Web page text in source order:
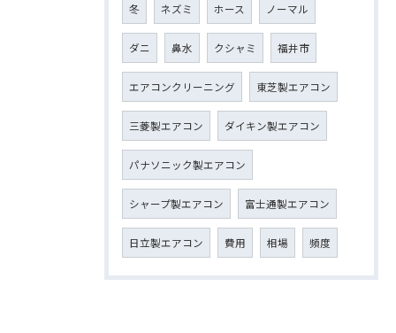
冬 ネズミ ホース ノーマル
ダニ 鼻水 クシャミ 福井市
エアコンクリーニング 東芝製エアコン
三菱製エアコン ダイキン製エアコン
パナソニック製エアコン
シャープ製エアコン 富士通製エアコン
日立製エアコン 費用 相場 頻度